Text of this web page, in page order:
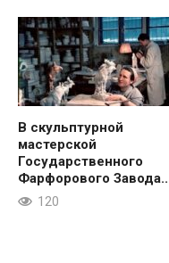
В скульптурной
мастерской
Государственного
Фарфорового Завода..
120